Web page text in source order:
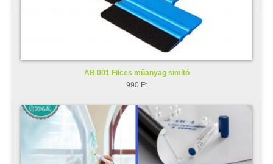
AB 001 Filces műanyag simító
990 Ft